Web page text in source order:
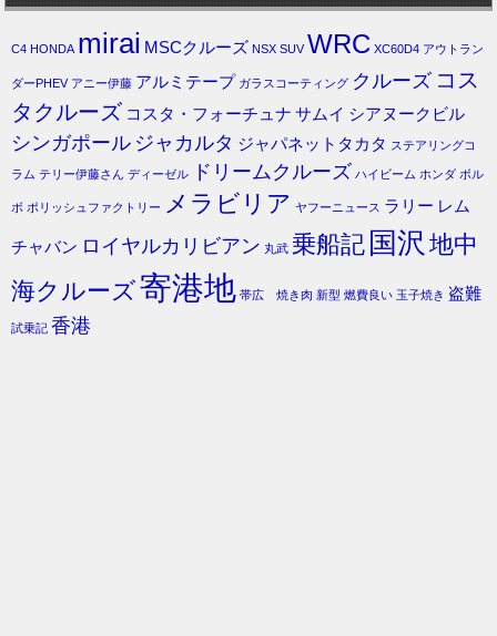
C4 HONDA mirai MSCクルーズ NSX SUV WRC XC60D4 アウトラン
ダーPHEV アニー伊藤 アルミテープ ガラスコーティング クルーズ コス
タクルーズ コスタ・フォーチュナ サムイ シアヌークビル
シンガポール ジャカルタ ジャパネットタカタ ステアリングコ
ラム テリー伊藤さん ディーゼル ドリームクルーズ ハイビーム ホンダ ボル
ボ ポリッシュファクトリー メラビリア ヤフーニュース ラリー レム
チャバン ロイヤルカリビアン 丸武 乗船記 国沢 地中
海クルーズ寄港地 帯広 焼き肉 新型 燃費良い 玉子焼き 盗難
試乗記 香港